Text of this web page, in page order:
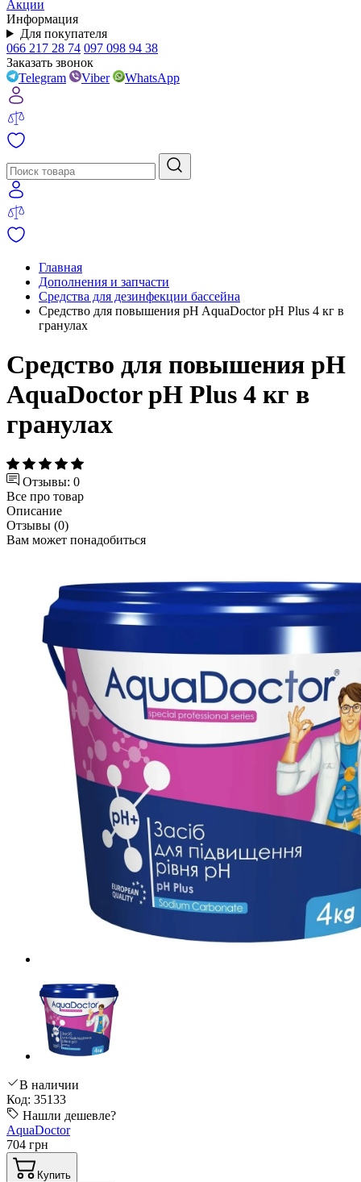
Акции
Информация
Для покупателя
066 217 28 74 097 098 94 38
Заказать звонок
Telegram
Viber WhatsApp
Главная
Дополнения и запчасти
Средства для дезинфекции бассейна
Средство для повышения pH AquaDoctor pH Plus 4 кг в
гранулах
Средство для повышения pH
AquaDoctor pH Plus 4 кг в
гранулах
Отзывы: 0
Все про товар
Описание
Отзывы (0)
Вам может понадобиться
В наличии
Код: 35133
Нашли дешевле?
AquaDoctor
704 грн
Купить